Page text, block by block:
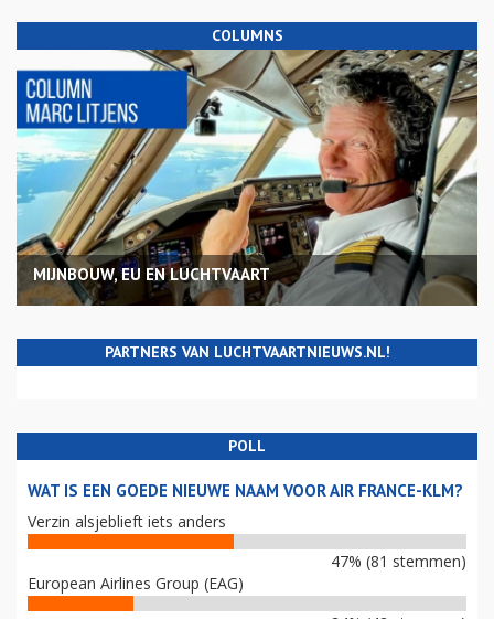
COLUMNS
MIJNBOUW, EU EN LUCHTVAART
PARTNERS VAN LUCHTVAARTNIEUWS.NL!
POLL
WAT IS EEN GOEDE NIEUWE NAAM VOOR AIR FRANCE-KLM?
Verzin alsjeblieft iets anders
47% (81 stemmen)
European Airlines Group (EAG)